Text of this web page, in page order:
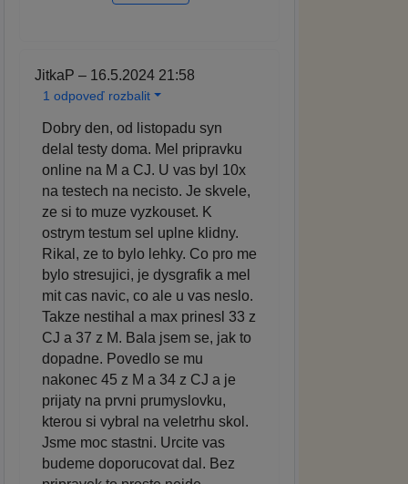
JitkaP – 16.5.2024 21:58
1 odpoveď rozbalit
Dobry den, od listopadu syn
delal testy doma. Mel pripravku
online na M a CJ. U vas byl 10x
na testech na necisto. Je skvele,
ze si to muze vyzkouset. K
ostrym testum sel uplne klidny.
Rikal, ze to bylo lehky. Co pro me
bylo stresujici, je dysgrafik a mel
mit cas navic, co ale u vas neslo.
Takze nestihal a max prinesl 33 z
CJ a 37 z M. Bala jsem se, jak to
dopadne. Povedlo se mu
nakonec 45 z M a 34 z CJ a je
prijaty na prvni prumyslovku,
kterou si vybral na veletrhu skol.
Jsme moc stastni. Urcite vas
budeme doporucovat dal. Bez